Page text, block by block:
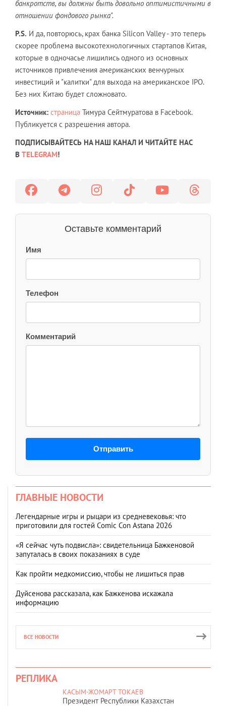
банкротств, вы должны быть довольно оптимистичными в
отношении фондового рынка".
P.S. И да, повторюсь, крах банка Silicon Valley - это теперь
скорее проблема высокотехнологичных стартапов Китая,
которые в одночасье лишились одного из основных
источников привлечения американских венчурных
инвестиций и "калитки" для выхода на американское IPO.
Без них Китаю будет сложновато.
Источник: страница Тимура Сейтмуратова в Facebook.
Публикуется с разрешения автора.
ПОДПИСЫВАЙТЕСЬ НА НАШ КАНАЛ И ЧИТАЙТЕ НАС
В TELEGRAM!
Оставьте комментарий
Имя
Телефон
Комментарий
Отправить
ГЛАВНЫЕ НОВОСТИ
Легендарные игры и рыцари из средневековья: что
приготовили для гостей Comic Con Astana 2026
«Я сейчас чуть подвисла»: свидетельница Бажкеновой
запуталась в своих показаниях в суде
Как пройти медкомиссию, чтобы не лишиться прав
Дуйсенова рассказала, как Бажкенова искажала
информацию
ВСЕ НОВОСТИ
РЕПЛИКА
КАСЫМ-ЖОМАРТ ТОКАЕВ
Президент Республики Казахстан